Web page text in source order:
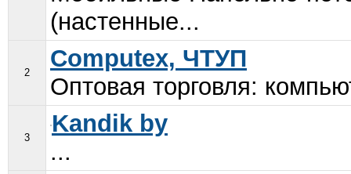
(настенные...
2
Computex, ЧТУП
Оптовая торговля:
3
Kandik by
...